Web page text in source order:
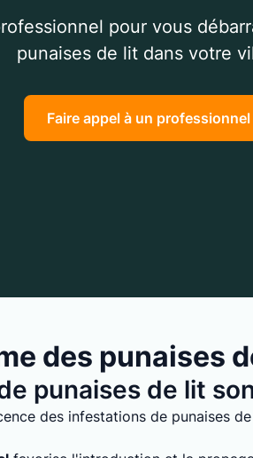
pour vous
punaises de lit dans votre
Faire appel à un professionnel
des punaises
punaises de lit
des infestations de punaises